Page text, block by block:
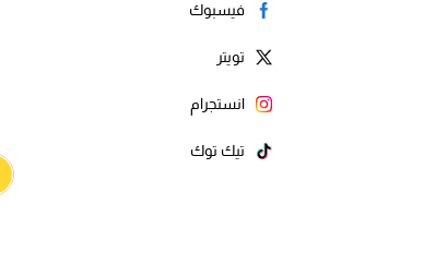
فيسبوك
تويتر
انستجرام
تيك توك